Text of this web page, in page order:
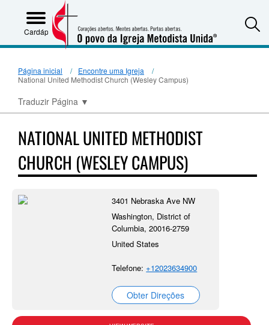
Cardápio
Página inicial
Encontre uma Igreja
National United Methodist Church (Wesley Campus)
Traduzir Página ▼
NATIONAL UNITED METHODIST
CHURCH (WESLEY CAMPUS)
3401 Nebraska Ave NW
Washington, District of
Columbia, 20016-2759
United States
Telefone:+12023634900
Obter Direções